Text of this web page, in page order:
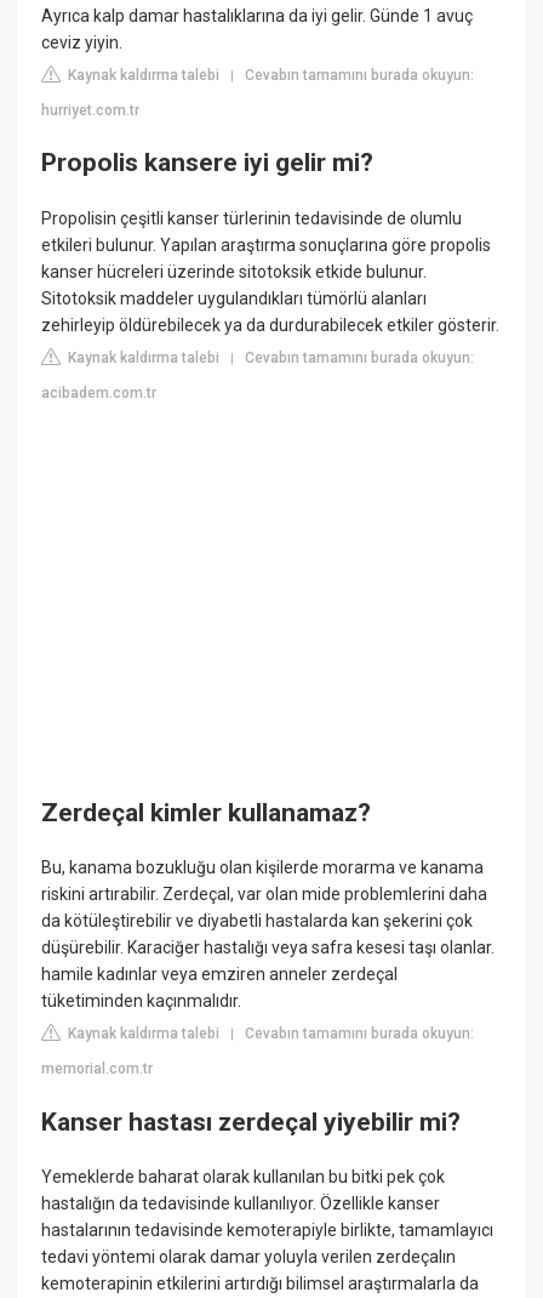
Ayrıca kalp damar hastalıklarına da iyi gelir. Günde 1 avuç
ceviz yiyin.
Kaynak kaldırma talebi |Cevabın tamamını burada okuyun:
hurriyet.com.tr
Propolis kansere iyi gelir mi?
Propolisin çeşitli kanser türlerinin tedavisinde de olumlu
etkileri bulunur. Yapılan araştırma sonuçlarına göre propolis
kanser hücreleri üzerinde sitotoksik etkide bulunur.
Sitotoksik maddeler uygulandıkları tümörlü alanları
zehirleyip öldürebilecek ya da durdurabilecek etkiler gösterir.
Kaynak kaldırma talebi |Cevabın tamamını burada okuyun:
acibadem.com.tr
Zerdeçal kimler kullanamaz?
Bu, kanama bozukluğu olan kişilerde morarma ve kanama
riskini artırabilir. Zerdeçal, var olan mide problemlerini daha
da kötüleştirebilir ve diyabetli hastalarda kan şekerini çok
düşürebilir. Karaciğer hastalığı veya safra kesesi taşı olanlar.
hamile kadınlar veya emziren anneler zerdeçal
tüketiminden kaçınmalıdır.
Kaynak kaldırma talebi |Cevabın tamamını burada okuyun:
memorial.com.tr
Kanser hastası zerdeçal yiyebilir mi?
Yemeklerde baharat olarak kullanılan bu bitki pek çok
hastalığın da tedavisinde kullanılıyor. Özellikle kanser
hastalarının tedavisinde kemoterapiyle birlikte, tamamlayıcı
tedavi yöntemi olarak damar yoluyla verilen zerdeçalın
kemoterapinin etkilerini artırdığı bilimsel araştırmalarla da